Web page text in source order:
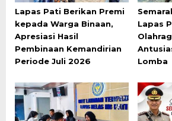
Lapas Pati Berikan Premi
kepada Warga Binaan,
Apresiasi Hasil
Pembinaan Kemandirian
Periode Juli 2026
Lapas
Lomba